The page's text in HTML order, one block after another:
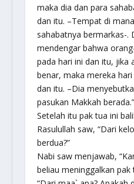
maka dia dan para
dan itu. –Tempat di
sahabatnya bermarkas-.
mendengar bahwa
pada hari ini dan itu, jika
benar, maka mereka
dan itu. –Dia
pasukan Makkah berada.”
Setelah itu pak tua ini
Rasulullah saw, “Dari
berdua?”
Nabi saw menjawab,
beliau meninggalkan